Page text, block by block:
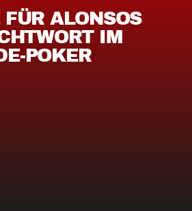
ALONSOS
IM
POKER